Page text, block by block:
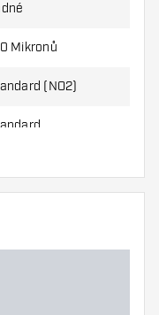
tloušťku
Mikronů
(NO2)